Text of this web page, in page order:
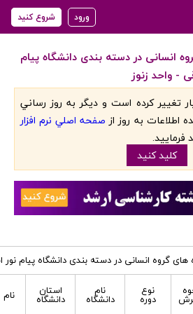
ورود شروع کنید
انسانی در دسته بندی دانشگاه پیام
- واحد زنوز
تغيير کرده است و ديگر به روز رساني
به روز از صفحه اصلي نرم افزار
فرماييد.
کليد کنيد
گروه انسانی در دسته بندی دانشگاه پیام نور
نوع
دوره
نام
دانشگاه
استان
دانشگاه